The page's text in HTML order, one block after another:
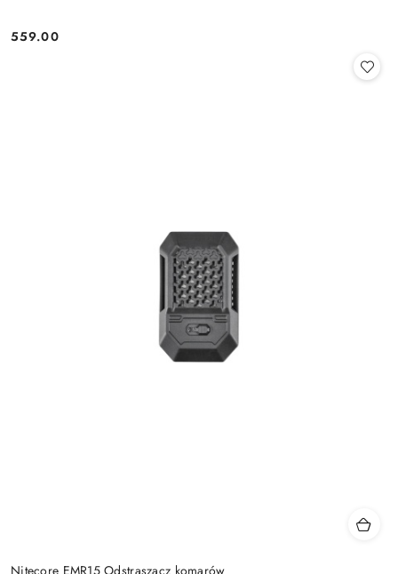
Cena:
559.00
Nitecore EMR15 Odstraszacz komarów